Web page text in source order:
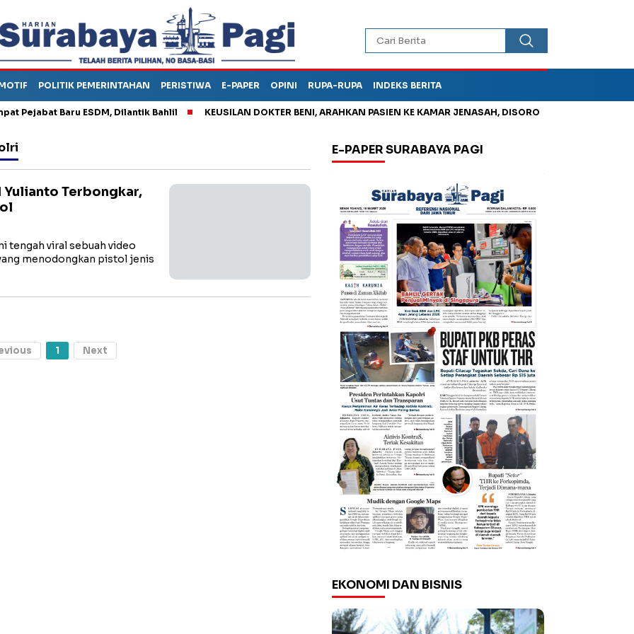
POLITIK PEMERINTAHAN PERISTIWA E-PAPER OPINI RUPA-RUPA INDEKS BERITA
Baru ESDM, Dilantik Bahlil KEUSILAN DOKTER BENI, ARAHKAN PASIEN KE KAMAR JENASAH, DISOROT
Terbongkar,
tengah viral sebuah video
menodongkan pistol jenis
1 Next
E-PAPER SURABAYA PAGI
EKONOMI DAN BISNIS